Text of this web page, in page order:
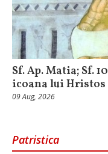
Sf. Ap. Matia; Sf.
icoana lui Hristos
09 Aug, 2026
Patristica